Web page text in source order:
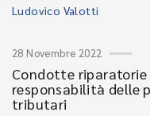
Ludovico Valotti
28 Novembre 2022
Condotte riparatorie
responsabilità delle
tributari